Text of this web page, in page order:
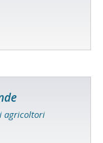
agricoltori